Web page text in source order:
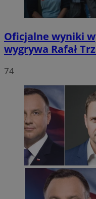
Oficjalne wyniki
wygrywa Rafał
74